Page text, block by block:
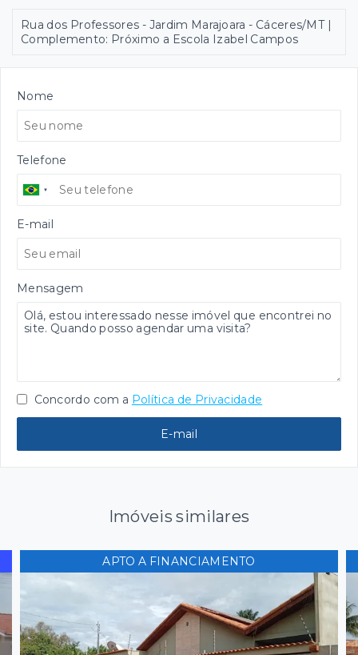
Rua dos Professores - Jardim Marajoara - Cáceres/MT |
Complemento: Próximo a Escola Izabel Campos
Nome
Telefone
E-mail
Mensagem
Concordo com a Política de Privacidade
E-mail
Imóveis similares
APTO A FINANCIAMENTO